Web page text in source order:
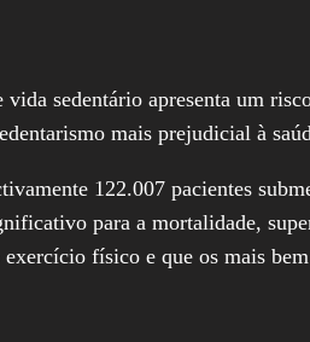
sedentário apresenta um
mais prejudicial à
122.007 pacientes
para a mortalidade,
físico e que os mais